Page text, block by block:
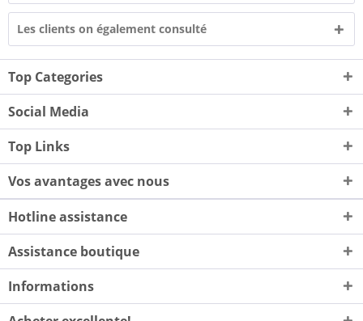
Les clients on également consulté
Top Categories
Social Media
Top Links
Vos avantages avec nous
Hotline assistance
Assistance boutique
Informations